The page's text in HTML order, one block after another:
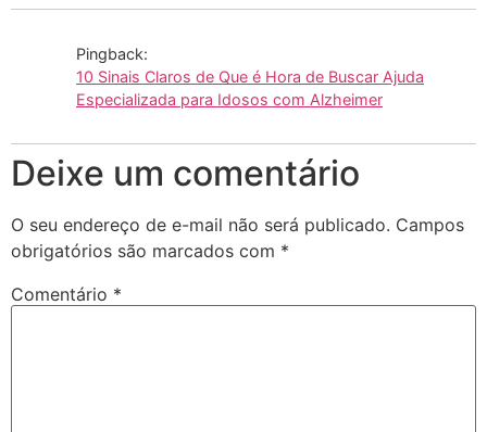
Pingback:
10 Sinais Claros de Que é Hora de Buscar Ajuda
Especializada para Idosos com Alzheimer
Deixe um comentário
O seu endereço de e-mail não será publicado. Campos
obrigatórios são marcados com *
Comentário *